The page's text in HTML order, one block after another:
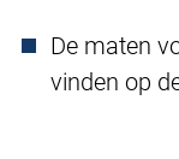
De maten
vinden op